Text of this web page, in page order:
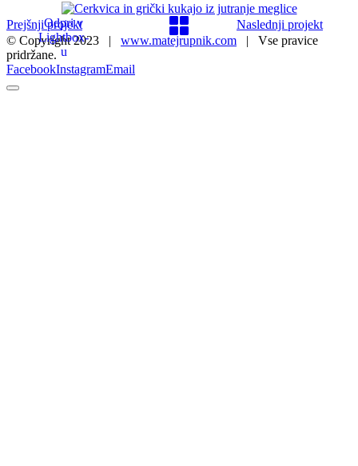
Odpri v
Lightbox-
u
Prejšnji projekt
Naslednji projekt
© Copyright 2023 | www.matejrupnik.com | Vse pravice
pridržane.
FacebookInstagramEmail